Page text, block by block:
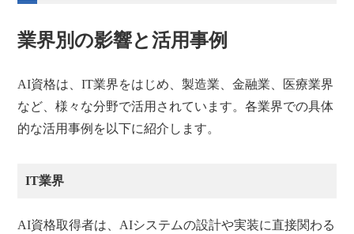
業界別の影響と活用事例
AI資格は、IT業界をはじめ、製造業、金融業、医療業界
など、様々な分野で活用されています。各業界での具体
的な活用事例を以下に紹介します。
IT業界
AI資格取得者は、AIシステムの設計や実装に直接関わる